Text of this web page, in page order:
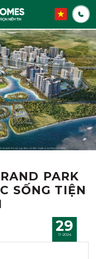
PARK
SỐNG TIỆN
29
11-2024